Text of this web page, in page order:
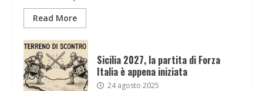
Read More
Sicilia 2027, la partita di Forza
Italia è appena iniziata
24 agosto 2025